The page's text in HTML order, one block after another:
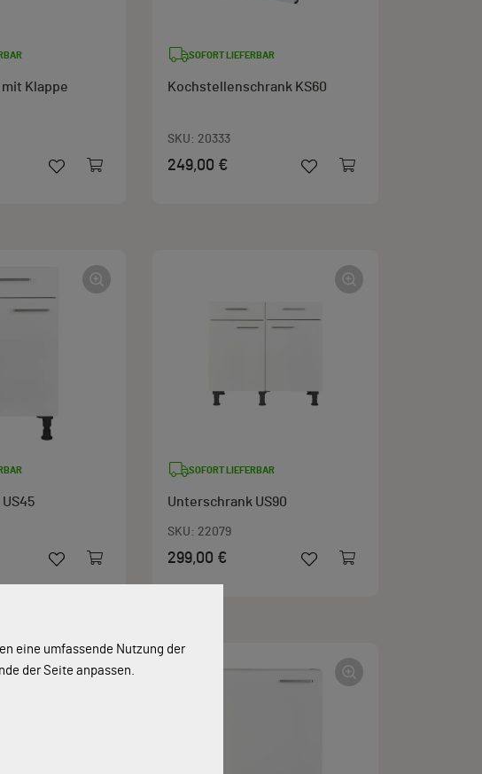
eine umfassende Nutzung der
der Seite anpassen.
Klappe
Kochstellenschrank KS60
SKU: 20333
249,00 €
SOFORT LIEFERBAR
Unterschrank US90
SKU: 22079
299,00 €
SOFORT LIEFERBAR